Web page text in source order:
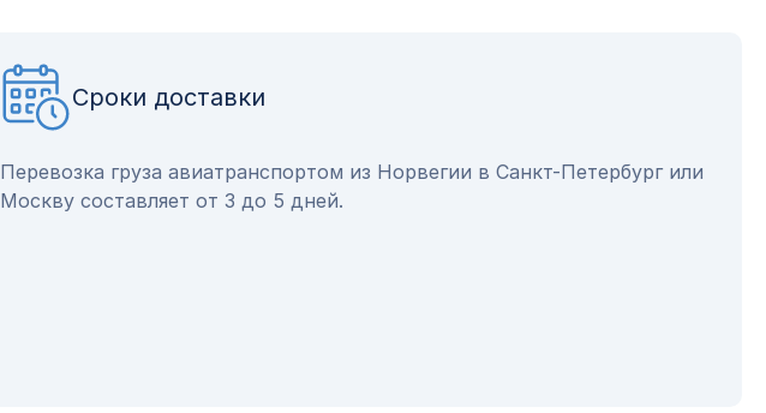
Сроки доставки
Перевозка груза авиатранспортом из Норвегии в Санкт-Петербург или
Москву составляет от 3 до 5 дней.